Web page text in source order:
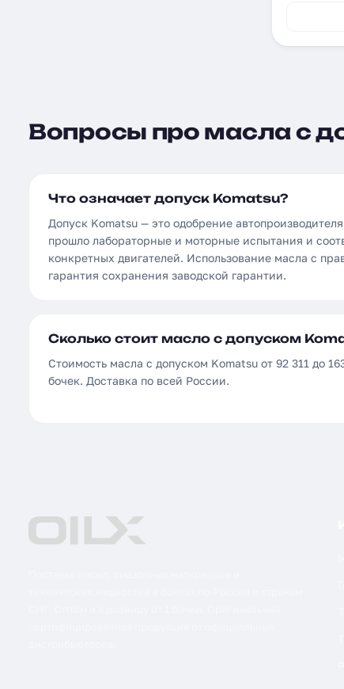
Вопросы про масла с
Что означает допуск Komatsu?
Допуск Komatsu — это одобрение
прошло лабораторные и моторные испытания и
конкретных двигателей. Использование масла с
гарантия сохранения заводской гарантии.
Сколько стоит масло с допуском
Стоимость масла с допуском Komatsu от 92 311 до
бочек. Доставка по всей России.